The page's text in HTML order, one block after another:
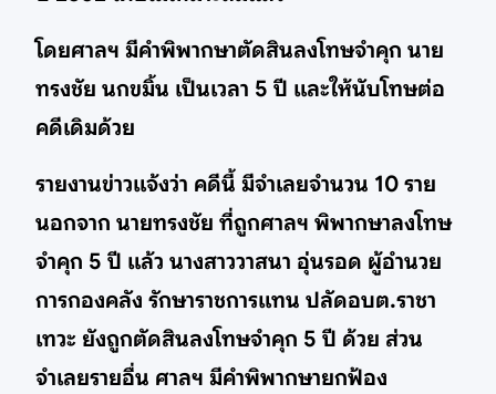
โดยศาลฯ มีคำพิพากษาตัดสินลงโทษจำคุก นาย
ทรงชัย นกขมิ้น เป็นเวลา 5 ปี และให้นับโทษต่อ
คดีเดิมด้วย
รายงานข่าวแจ้งว่า คดีนี้ มีจำเลยจำนวน 10 ราย
นอกจาก นายทรงชัย ที่ถูกศาลฯ พิพากษาลงโทษ
จำคุก 5 ปี แล้ว นางสาววาสนา อุ่นรอด ผู้อำนวย
การกองคลัง รักษาราชการแทน ปลัดอบต.ราชา
เทวะ ยังถูกตัดสินลงโทษจำคุก 5 ปี ด้วย ส่วน
จำเลยรายอื่น ศาลฯ มีคำพิพากษายกฟ้อง